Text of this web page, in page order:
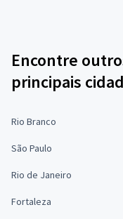
Encontre
principais
Rio Branco
São Paulo
Rio de Janeiro
Fortaleza